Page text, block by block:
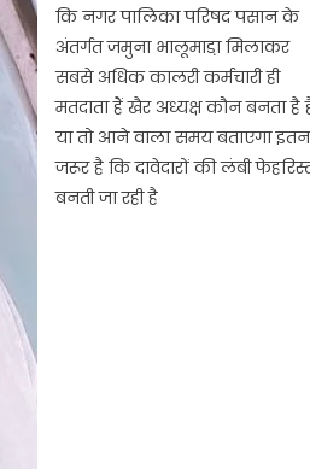
कि नगर पालिका परिषद पसान के
अंतर्गत जमुना भालूमाडा़ मिलाकर
सबसे अधिक कालरी कर्मचारी ही
मतदाता हैं खैर अध्यक्ष कौन बनता है
या तो आने वाला समय बताएगा
जरूर है कि दावेदारों की लंबी
बनती जा रही है